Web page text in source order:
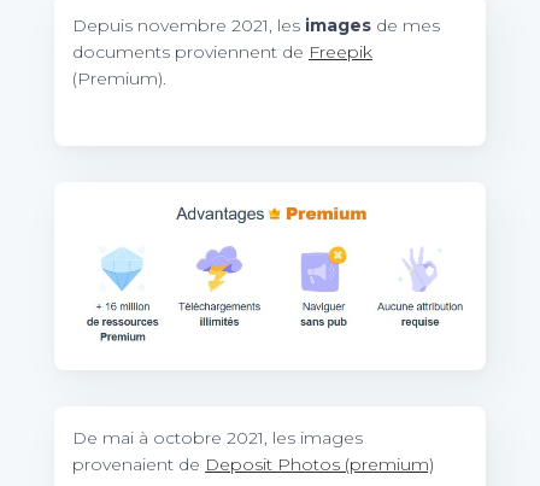
Depuis novembre 2021, les images de mes
documents proviennent de Freepik
(Premium).
De mai à octobre 2021, les images
provenaient de Deposit Photos (premium)